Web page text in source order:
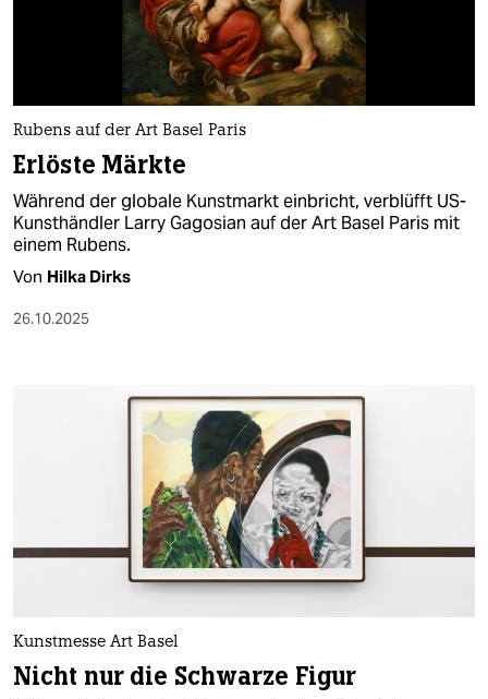
wahrheit
verlag
verlag
veranstaltungen
shop
fragen & hilfe
Rubens auf der Art Basel Paris
Erlöste Märkte
Während der globale Kunstmarkt einbricht, verblüfft US-
Kunsthändler Larry Gagosian auf der Art Basel Paris mit
einem Rubens.
Von Hilka Dirks
26.10.2025
Kunstmesse Art Basel
Nicht nur die Schwarze Figur